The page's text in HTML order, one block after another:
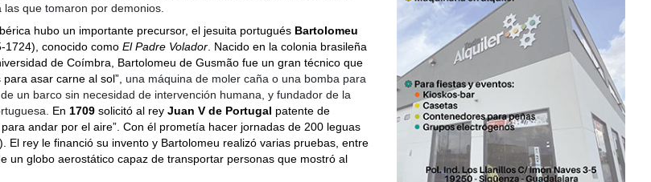
que tomaron por demonios.
hubo un importante precursor, el jesuita portugués Bartolomeu
1724), conocido como El Padre Volador . Nacido en la colonia brasileña
de Coímbra, Bartolomeu de Gusmão fue un gran técnico que
asar carne al sol”, una máquina de moler caña o una bomba para
un barco sin necesidad de intervención humana, y fundador de la
En 1709 solicitó al rey Juan V de Portugal patente de
andar por el aire”. Con él prometía hacer jornadas de 200 leguas
El rey le financió su invento y Bartolomeu realizó varias pruebas, entre
un globo aerostático capaz de transportar personas que mostró al